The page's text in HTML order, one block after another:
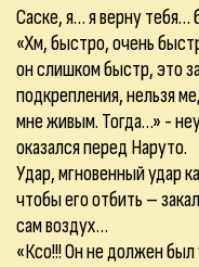
Саске, я… я верну тебя…
«Хм, быстро, очень
он слишком быстр, это
подкрепления, нельзя
мне живым. Тогда…» -
оказался перед Наруто.
Удар, мгновенный удар
чтобы его отбить –
сам воздух…
«Ксо!!! Он не должен